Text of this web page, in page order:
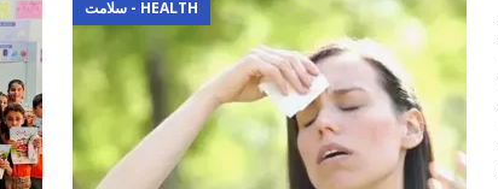
پیشنهاد واگن‌های رنگی برای کاهش هرج و مرج سوار و
جهان - WORLD
هشدار کارشناسان: خواب کمتر از ۴ ساعت در شب خطر مرگ را افزایش می‌دهد
سلامت - HEALTH